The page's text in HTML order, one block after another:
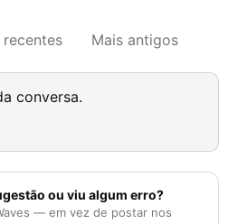
recentes Mais antigos
conversa.
ou viu algum erro?
— em vez de postar nos